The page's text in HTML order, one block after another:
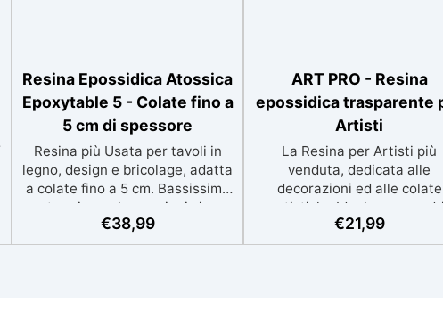
Resina Epossidica Atossica
Epoxytable 5 - Colate fino a
5 cm di spessore
Resina più Usata per tavoli in
legno, design e bricolage, adatta
a colate fino a 5 cm. Bassissima
esotermia per lavorazioni sicure
e senza surriscaldamenti.
Resistente a graffi e
€38,99
ART PRO - Resina
epossidica trasparente
Artisti
La Resina per Artisti più
venduta, dedicata alle
decorazioni ed alle colate
artistiche Ideale per quadri,
rivestimenti, vassoi e anche
piccole creazioni
€21,99